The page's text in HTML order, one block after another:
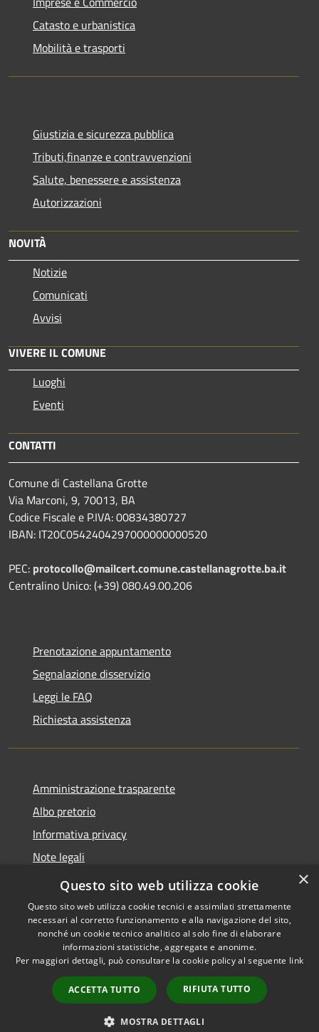
Catasto e urbanistica
Mobilità e trasporti
Giustizia e sicurezza pubblica
Tributi,finanze e contravvenzioni
Salute, benessere e assistenza
Autorizzazioni
NOVITÀ
Notizie
Comunicati
Avvisi
VIVERE IL COMUNE
Luoghi
Eventi
CONTATTI
Comune di Castellana Grotte
Via Marconi, 9, 70013, BA
Codice Fiscale e P.IVA: 00834380727
IBAN: IT20C0542404297000000000520
PEC: protocollo@mailcert.comune.castellanagrotte.ba.it
Centralino Unico: (+39) 080.49.00.206
Prenotazione appuntamento
Segnalazione disservizio
Leggi le FAQ
Richiesta assistenza
Amministrazione trasparente
Albo pretorio
Informativa privacy
Note legali
Dichiarazione di accessibilità
Accessibilità
Copyright © 2026 • Comune di
Castellana Grotte • Powered
byMunicipium
Accesso
redazione
×
Questo sito web utilizza cookie
Questo sito web utilizza cookie tecnici e assimilati strettamente
necessari al corretto funzionamento e alla navigazione del sito,
nonché un cookie tecnico analitico al solo fine di elaborare
informazioni statistiche, aggregate e anonime.
Per maggiori dettagli, può consultare la cookie policy al seguente link
ACCETTA TUTTO RIFIUTA TUTTO
MOSTRA DETTAGLI